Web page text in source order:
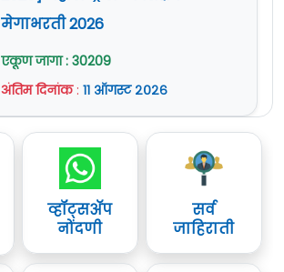
मेगाभरती 2026
एकूण जागा : 30209
अंतिम दिनांक: ११ ऑगस्ट २०२६
व्हॉट्सॲप
नोंदणी
सर्व
जाहिराती